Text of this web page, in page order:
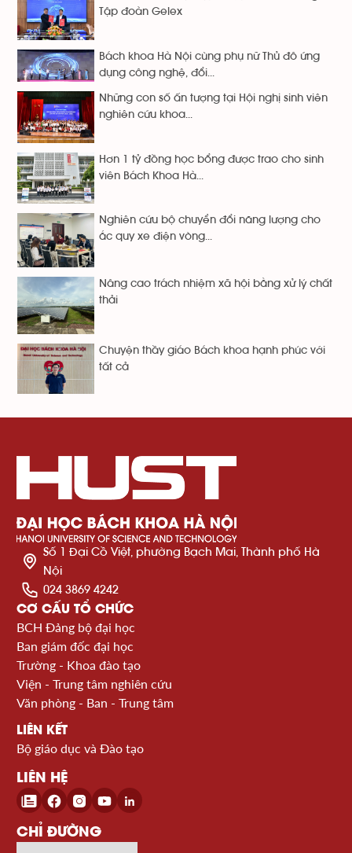
Tập đoàn Gelex
Bách khoa Hà Nội cùng phụ nữ Thủ đô ứng
dụng công nghệ, đổi...
Những con số ấn tượng tại Hội nghị sinh viên
nghiên cứu khoa...
Hơn 1 tỷ đồng học bổng được trao cho sinh
viên Bách Khoa Hà...
Nghiên cứu bộ chuyển đổi năng lượng cho
ắc quy xe điện vòng...
Nâng cao trách nhiệm xã hội bằng xử lý chất
thải
Chuyện thầy giáo Bách khoa hạnh phúc với
tất cả
Số 1 Đại Cồ Việt, phường Bạch Mai, Thành phố Hà
Nội
024 3869 4242
CƠ CẤU TỔ CHỨC
BCH Đảng bộ đại học
Ban giám đốc đại học
Trường - Khoa đào tạo
Viện - Trung tâm nghiên cứu
Văn phòng - Ban - Trung tâm
LIÊN KẾT
Bộ giáo dục và Đào tạo
LIÊN HỆ
CHỈ ĐƯỜNG